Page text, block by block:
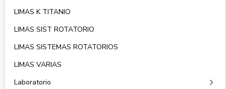
LIMAS K TITANIO
LIMAS SIST ROTATORIO
LIMAS SISTEMAS ROTATORIOS
LIMAS VARIAS
Laboratorio
keyboard_arrow_right